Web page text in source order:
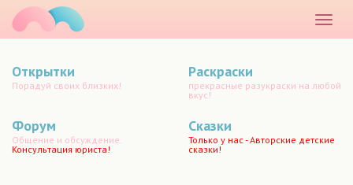
меню
Открытки
Порадуй своих близких!
Раскраски
прекрасные разукраски на любой
вкус!
Форум
Общение и обсуждение.
Консультация юриста!
Сказки
Только у нас - Авторские детские
сказки!